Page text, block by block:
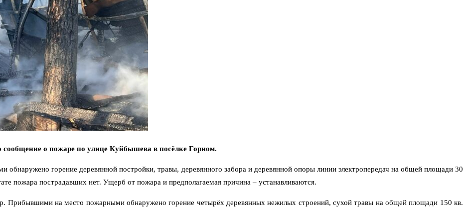
о пожаре по улице Куйбышева в посёлке Горном.
горение деревянной постройки, травы, деревянного забора и деревянной опоры линии электропередач на общей площади 30
пожара пострадавших нет. Ущерб от пожара и предполагаемая причина – устанавливаются.
Прибывшими на место пожарными обнаружено горение четырёх деревянных нежилых строений, сухой травы на общей площади 150 кв.